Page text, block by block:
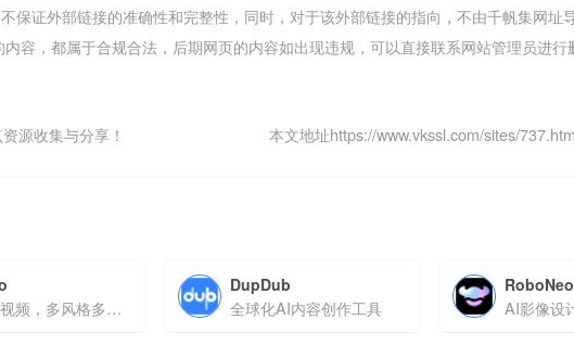
保证外部链接的准确性和完整性，同时，对于该外部链接的指向，不由千帆集网址
容，都属于合规合法，后期网页的内容如出现违规，可以直接联系网站管理员进行
源收集与分享！ 本文地址https://www.vkssl.com/sites/
AI生成视频，多风格多主体一致性视频制作
DupDub
全球化AI内容创作工具
RoboNeo